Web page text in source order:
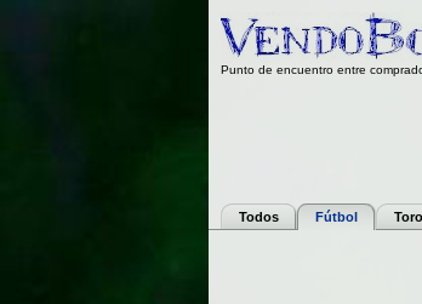
Punto de encuentro entre
Todos Fútbol